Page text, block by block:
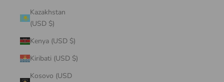
Kazakhstan
(USD $)
Kenya (USD $)
Kiribati (USD $)
Kosovo (USD